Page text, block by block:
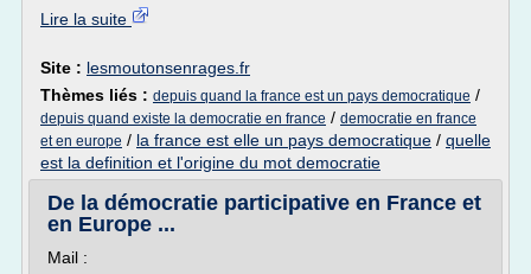
Lire la suite
Site : lesmoutonsenrages.fr
Thèmes liés : depuis quand la france est un pays democratique /
depuis quand existe la democratie en france / democratie en france
et en europe / la france est elle un pays democratique / quelle
est la definition et l'origine du mot democratie
De la démocratie participative en France et
en Europe ...
Mail :